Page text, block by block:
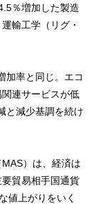
％増加した製造
輸工学（リグ・
加率と同じ。エコ
連サービスが低
と減少基調を続け
）は、経済は
貿易相手国通貨
値上がりをいく